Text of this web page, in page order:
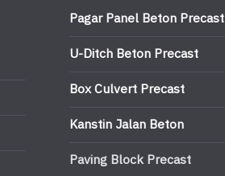
Pagar Panel Beton Precast
U-Ditch Beton Precast
Box Culvert Precast
Kanstin Jalan Beton
Paving Block Precast